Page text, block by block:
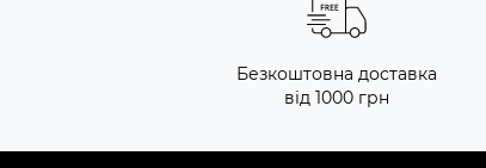
Безкоштовна доставка
від 1000 грн